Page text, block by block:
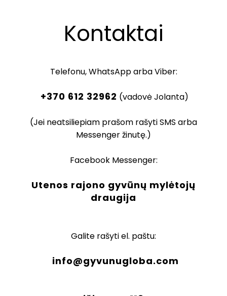
Kontaktai
Telefonu, WhatsApp arba Viber:
+370 612 32962 (vadovė Jolanta)
(Jei neatsiliepiam prašom rašyti SMS arba
Messenger žinutę.)
Facebook Messenger:
Utenos rajono gyvūnų mylėtojų
draugija
Galite rašyti el. paštu:
info@gyvunugloba.com